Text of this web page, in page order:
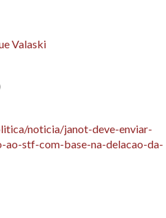
Valaski
noticia/janot-deve-enviar-
ao-stf-com-base-na-delacao-da-